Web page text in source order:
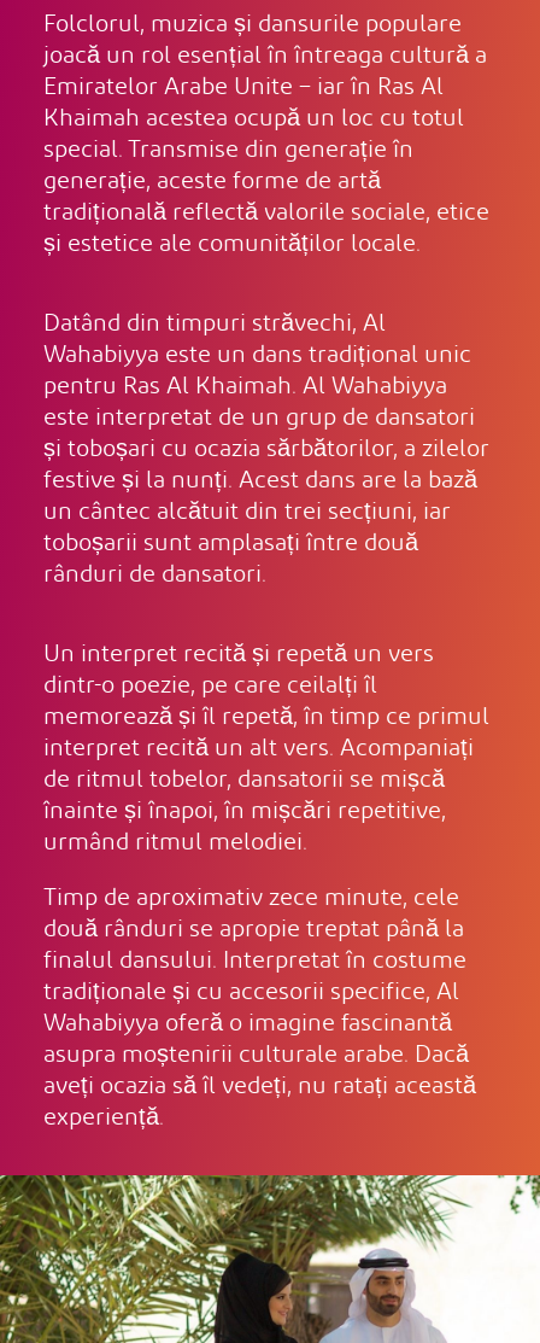
Folclorul, muzica și dansurile populare
joacă un rol esențial în întreaga cultură a
Emiratelor Arabe Unite – iar în Ras Al
Khaimah acestea ocupă un loc cu totul
special. Transmise din generație în
generație, aceste forme de artă
tradițională reflectă valorile sociale, etice
și estetice ale comunităților locale.
Datând din timpuri străvechi, Al
Wahabiyya este un dans tradițional unic
pentru Ras Al Khaimah. Al Wahabiyya
este interpretat de un grup de dansatori
și toboșari cu ocazia sărbătorilor, a zilelor
festive și la nunți. Acest dans are la bază
un cântec alcătuit din trei secțiuni, iar
toboșarii sunt amplasați între două
rânduri de dansatori.
Un interpret recită și repetă un vers
dintr-o poezie, pe care ceilalți îl
memorează și îl repetă, în timp ce primul
interpret recită un alt vers. Acompaniați
de ritmul tobelor, dansatorii se mișcă
înainte și înapoi, în mișcări repetitive,
urmând ritmul melodiei.
Timp de aproximativ zece minute, cele
două rânduri se apropie treptat până la
finalul dansului. Interpretat în costume
tradiționale și cu accesorii specifice, Al
Wahabiyya oferă o imagine fascinantă
asupra moștenirii culturale arabe. Dacă
aveți ocazia să îl vedeți, nu ratați această
experiență.